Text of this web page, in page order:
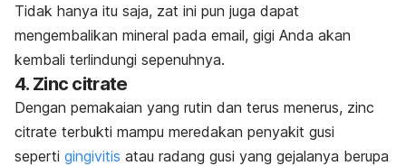
Tidak hanya itu saja, zat ini pun juga dapat
mengembalikan mineral pada email, gigi Anda akan
kembali terlindungi sepenuhnya.
4. Zinc citrate
Dengan pemakaian yang rutin dan terus menerus, zinc
citrate terbukti mampu meredakan penyakit gusi
seperti gingivitis atau radang gusi yang gejalanya berupa